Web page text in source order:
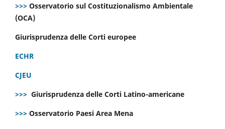
>>> Osservatorio sul Costituzionalismo Ambientale
(OCA)
Giurisprudenza delle Corti europee
ECHR
CJEU
>>> Giurisprudenza delle Corti Latino-americane
>>> Osservatorio Paesi Area Mena